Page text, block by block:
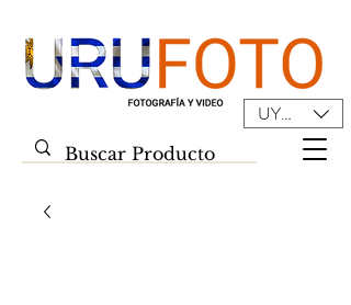
UYU ($U)